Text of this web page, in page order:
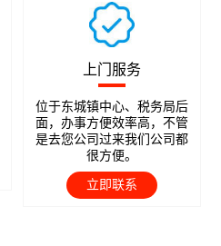
上门服务
位于东城镇中心、税务局后
面，办事方便效率高，不管
是去您公司过来我们公司都
很方便。
立即联系